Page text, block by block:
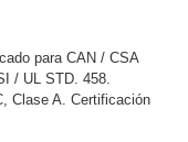
para CAN / CSA
/ UL STD. 458.
Clase A. Certificación